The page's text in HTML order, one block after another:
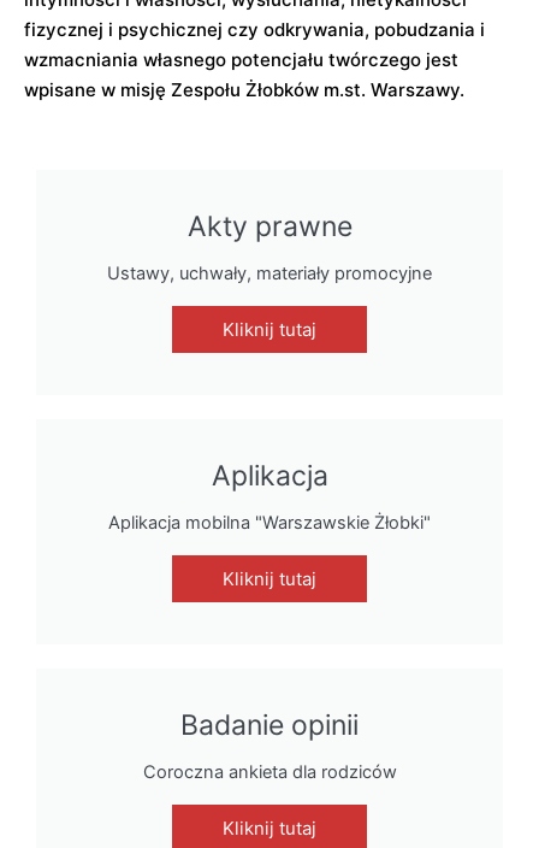
fizycznej i psychicznej czy odkrywania, pobudzania i
wzmacniania własnego potencjału twórczego jest
wpisane w misję Zespołu Żłobków m.st. Warszawy.
Akty prawne
Ustawy, uchwały, materiały promocyjne
Kliknij tutaj
Aplikacja
Aplikacja mobilna "Warszawskie Żłobki"
Kliknij tutaj
Badanie opinii
Coroczna ankieta dla rodziców
Kliknij tutaj